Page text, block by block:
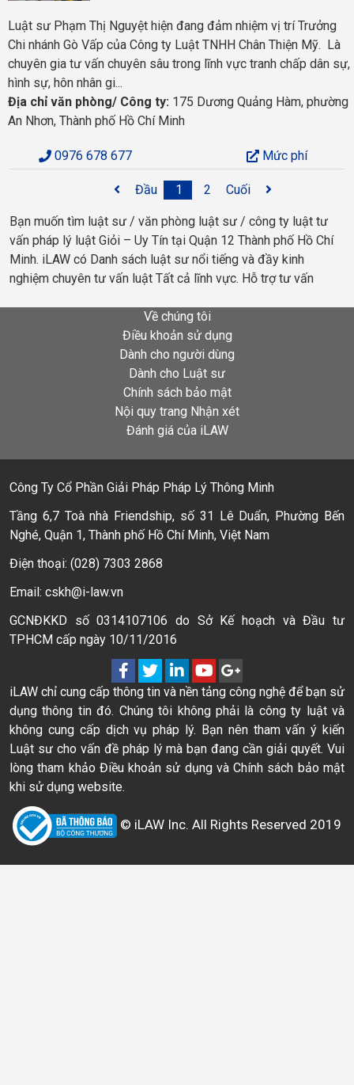
Luật sư Phạm Thị Nguyệt hiện đang đảm nhiệm vị trí Trưởng
Chi nhánh Gò Vấp của Công ty Luật TNHH Chân Thiện Mỹ. Là
chuyên gia tư vấn chuyên sâu trong lĩnh vực tranh chấp dân sự,
hình sự, hôn nhân gi...
Địa chỉ văn phòng/ Công ty: 175 Dương Quảng Hàm, phường
An Nhơn, Thành phố Hồ Chí Minh
0976 678 677 Mức phí
Đầu 1 2 Cuối
Bạn muốn tìm luật sư / văn phòng luật sư / công ty luật tư
vấn pháp lý luật Giỏi – Uy Tín tại Quận 12 Thành phố Hồ Chí
Minh. iLAW có Danh sách luật sư nổi tiếng và đầy kinh
nghiệm chuyên tư vấn luật Tất cả lĩnh vực. Hỗ trợ tư vấn
Về chúng tôi
Điều khoản sử dụng
Dành cho người dùng
Dành cho Luật sư
Chính sách bảo mật
Nội quy trang Nhận xét
Đánh giá của iLAW
Công Ty Cổ Phần Giải Pháp Pháp Lý Thông Minh
Tầng 6,7 Toà nhà Friendship, số 31 Lê Duẩn, Phường Bến
Nghé, Quận 1, Thành phố Hồ Chí Minh, Việt Nam
Điện thoại: (028) 7303 2868
Email: cskh@i-law.vn
GCNĐKKD số 0314107106 do Sở Kế hoạch và Đầu tư
TPHCM cấp ngày 10/11/2016
iLAW chỉ cung cấp thông tin và nền tảng công nghệ để bạn sử
dụng thông tin đó. Chúng tôi không phải là công ty luật và
không cung cấp dịch vụ pháp lý. Bạn nên tham vấn ý kiến
Luật sư cho vấn đề pháp lý mà bạn đang cần giải quyết. Vui
lòng tham khảo Điều khoản sử dụng và Chính sách bảo mật
khi sử dụng website.
© iLAW Inc. All Rights Reserved 2019